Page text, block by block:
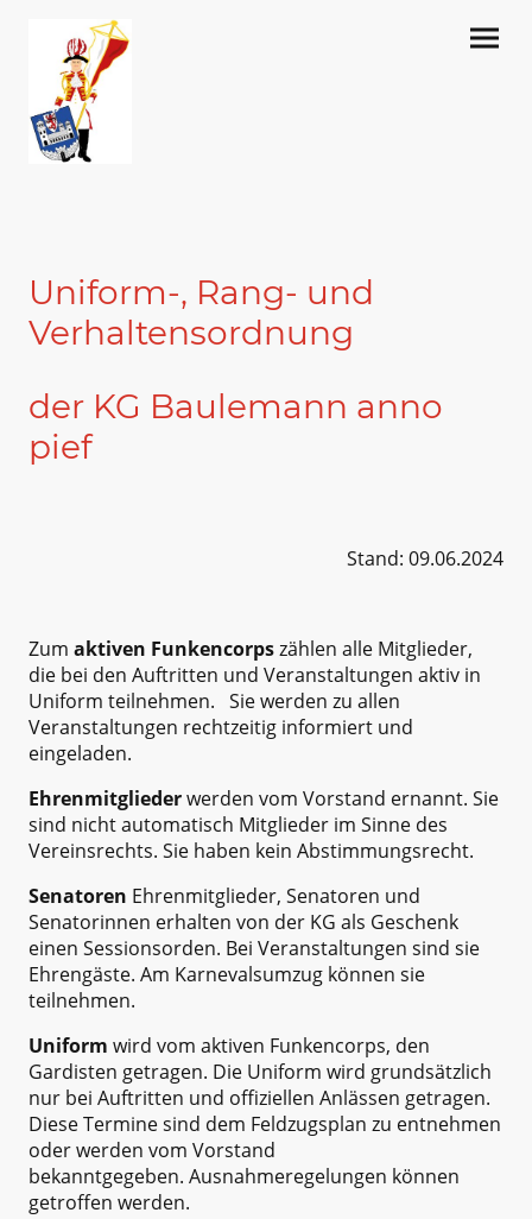
Uniform-, Rang- und
Verhaltensordnung
der KG Baulemann anno
pief
Stand: 09.06.2024
Zum aktiven Funkencorpszählen alle Mitglieder,
die bei den Auftritten und Veranstaltungen aktiv in
Uniform teilnehmen. Sie werden zu allen
Veranstaltungen rechtzeitig informiert und
eingeladen.
Ehrenmitgliederwerden vom Vorstand ernannt. Sie
sind nicht automatisch Mitglieder im Sinne des
Vereinsrechts. Sie haben kein Abstimmungsrecht.
Senatoren Ehrenmitglieder, Senatoren und
Senatorinnen erhalten von der KG als Geschenk
einen Sessionsorden. Bei Veranstaltungen sind sie
Ehrengäste. Am Karnevalsumzug können sie
teilnehmen.
Uniform wird vom aktiven Funkencorps, den
Gardisten getragen. Die Uniform wird grundsätzlich
nur bei Auftritten und offiziellen Anlässen getragen.
Diese Termine sind dem Feldzugsplan zu entnehmen
oder werden vom Vorstand
bekanntgegeben. Ausnahmeregelungen können
getroffen werden.